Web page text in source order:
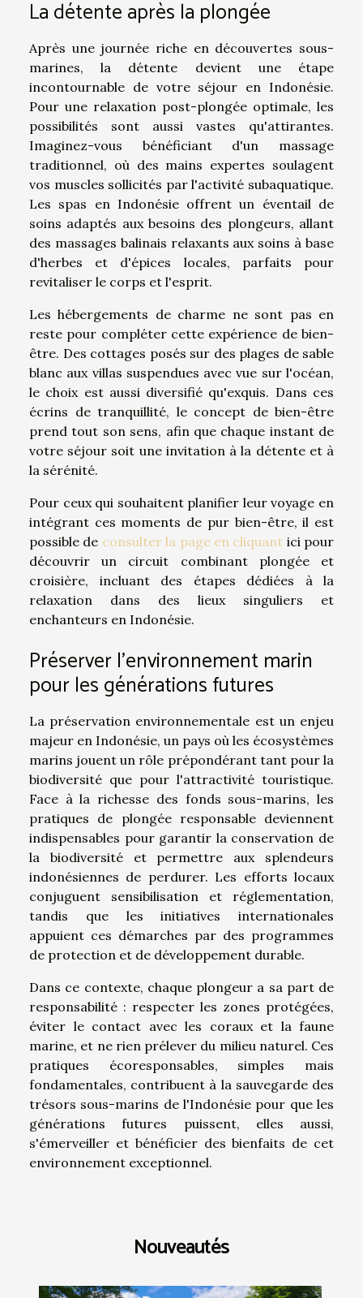
La détente après la plongée
Après une journée riche en découvertes sous-
marines, la détente devient une étape
incontournable de votre séjour en Indonésie.
Pour une relaxation post-plongée optimale, les
possibilités sont aussi vastes qu'attirantes.
Imaginez-vous bénéficiant d'un massage
traditionnel, où des mains expertes soulagent
vos muscles sollicités par l'activité subaquatique.
Les spas en Indonésie offrent un éventail de
soins adaptés aux besoins des plongeurs, allant
des massages balinais relaxants aux soins à base
d'herbes et d'épices locales, parfaits pour
revitaliser le corps et l'esprit.
Les hébergements de charme ne sont pas en
reste pour compléter cette expérience de bien-
être. Des cottages posés sur des plages de sable
blanc aux villas suspendues avec vue sur l'océan,
le choix est aussi diversifié qu'exquis. Dans ces
écrins de tranquillité, le concept de bien-être
prend tout son sens, afin que chaque instant de
votre séjour soit une invitation à la détente et à
la sérénité.
Pour ceux qui souhaitent planifier leur voyage en
intégrant ces moments de pur bien-être, il est
possible de consulter la page en cliquant ici pour
découvrir un circuit combinant plongée et
croisière, incluant des étapes dédiées à la
relaxation dans des lieux singuliers et
enchanteurs en Indonésie.
Préserver l'environnement marin
pour les générations futures
La préservation environnementale est un enjeu
majeur en Indonésie, un pays où les écosystèmes
marins jouent un rôle prépondérant tant pour la
biodiversité que pour l'attractivité touristique.
Face à la richesse des fonds sous-marins, les
pratiques de plongée responsable deviennent
indispensables pour garantir la conservation de
la biodiversité et permettre aux splendeurs
indonésiennes de perdurer. Les efforts locaux
conjuguent sensibilisation et réglementation,
tandis que les initiatives internationales
appuient ces démarches par des programmes
de protection et de développement durable.
Dans ce contexte, chaque plongeur a sa part de
responsabilité : respecter les zones protégées,
éviter le contact avec les coraux et la faune
marine, et ne rien prélever du milieu naturel. Ces
pratiques écoresponsables, simples mais
fondamentales, contribuent à la sauvegarde des
trésors sous-marins de l'Indonésie pour que les
générations futures puissent, elles aussi,
s'émerveiller et bénéficier des bienfaits de cet
environnement exceptionnel.
Nouveautés